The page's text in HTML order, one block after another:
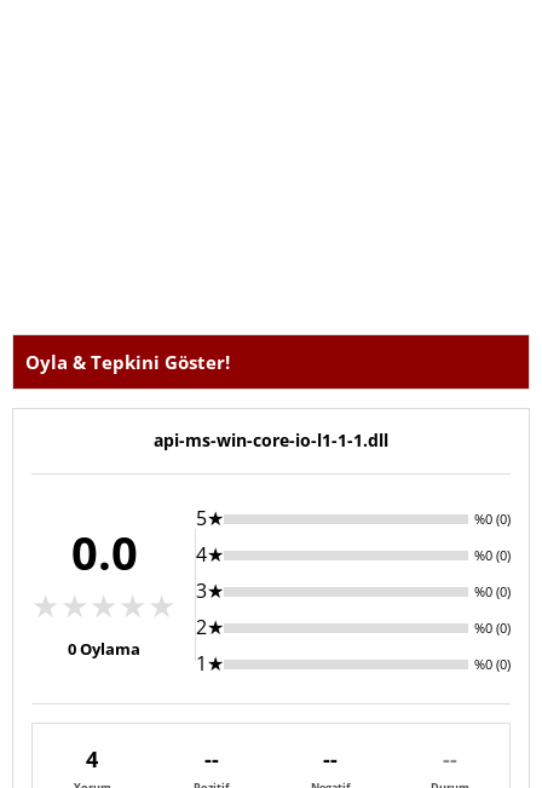
Oyla & Tepkini Göster!
api-ms-win-core-io-l1-1-1.dll
0.0
★★★★★
0Oylama
5★ %0 (0)
4★ %0 (0)
3★ %0 (0)
2★ %0 (0)
1★ %0 (0)
4 -- -- --